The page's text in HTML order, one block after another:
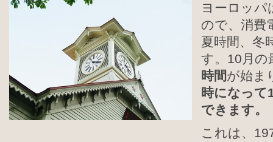
ヨーロッパ
ので、消費
夏時間、冬
す。10月の
時間が始ま
時になって
できます。
これは、